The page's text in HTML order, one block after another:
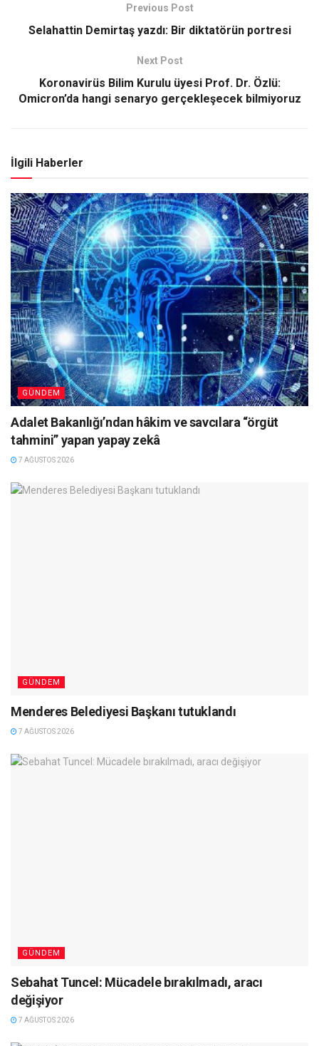
Previous Post
Selahattin Demirtaş yazdı: Bir diktatörün portresi
Next Post
Koronavirüs Bilim Kurulu üyesi Prof. Dr. Özlü:
Omicron’da hangi senaryo gerçekleşecek bilmiyoruz
İlgili Haberler
GÜNDEM
Adalet Bakanlığı’ndan hâkim ve savcılara “örgüt
tahmini” yapan yapay zekâ
7 AĞUSTOS 2026
GÜNDEM
Menderes Belediyesi Başkanı tutuklandı
7 AĞUSTOS 2026
GÜNDEM
Sebahat Tuncel: Mücadele bırakılmadı, aracı
değişiyor
7 AĞUSTOS 2026